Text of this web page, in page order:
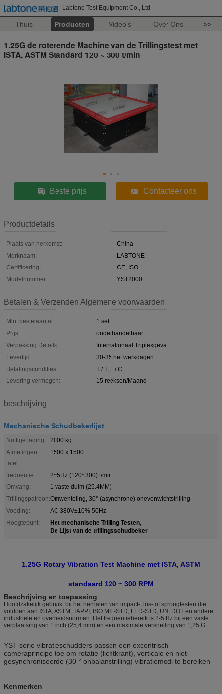
Labtone Test Equipment Co., Ltd
Thuis Producten Video's Over Ons >>
1.25G de roterende Machine van de Trillingstest met
ISTA, ASTM Standard 120 ~ 300 t/min
Beste prijs Contacteer ons
Productdetails
Plaats van herkomst:
China
Merknaam:
LABTONE
Certificering:
CE, ISO
Modelnummer:
YST2000
Betalen & Verzenden Algemene voorwaarden
Min. bestelaantal:
1 set
Prijs:
onderhandelbaar
Verpakking Details:
Internationaal Triplexgeval
Levertijd:
30-35 het werkdagen
Betalingscondities:
T / T, L / C
Levering vermogen:
15 reeksen/Maand
beschrijving
Mechanische Schudbekerlijst
Nuttige lading:
2000 kg
Afmetingen
tafel:
1500 x 1500
frequentie:
2~5Hz (120~300) t/min
Omvang:
1 vaste duim (25.4MM)
Trillingspatroon:Omwenteling, 30° (asynchrone) onevenwichtstrilling
Voeding:
AC 380V±10% 50Hz
Hoogtepunt:
Het mechanische Trilling Testen,
De Lijst van de trillingsschudbeker
1.25G Rotary Vibration Test Machine met ISTA, ASTM
standaard 120 ~ 300 RPM
Beschrijving en toepassing
Hoofdzakelijk gebruikt bij het herhalen van impact-, los- of sprongtesten die
voldoen aan ISTA, ASTM, TAPPI, ISO MIL-STD, FED-STD, UN, DOT en andere
industriële en overheidsnormen. Het frequentiebereik is 2-5 Hz bij een vaste
verplaatsing van 1 inch (25,4 mm) en een maximale versnelling van 1,25 G.
YST-serie vibratieschudders passen een excentrisch
cameraprincipe toe om rotatie (lichtkrant), verticale en niet-
gesynchroniseerde (30 ° onbalanstrilling) vibratiemodi te bereiken
Kenmerken